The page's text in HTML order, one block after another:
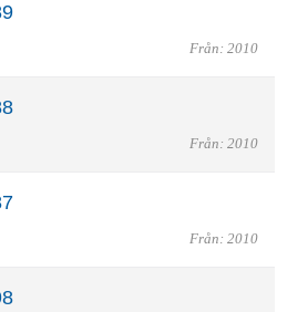
Från: 2010
Från: 2010
Från: 2010